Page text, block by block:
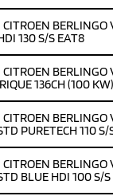
BERLINGO
130 S/S EAT8
BERLINGO
136CH (100 KW)
BERLINGO
PURETECH 110 S/
BERLINGO
BLUE HDI 100 S/